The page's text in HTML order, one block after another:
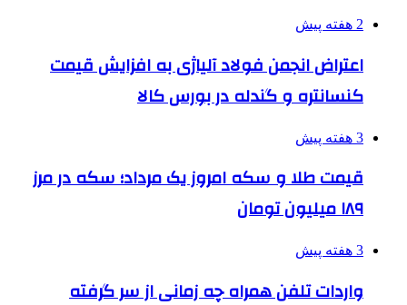
2 هفته پیش
اعتراض انجمن فولاد آلیاژی به افزایش قیمت
کنسانتره و گندله در بورس کالا
3 هفته پیش
قیمت طلا و سکه امروز یک مرداد؛ سکه در مرز
۱۸۹ میلیون تومان
3 هفته پیش
واردات تلفن همراه چه زمانی از سر گرفته